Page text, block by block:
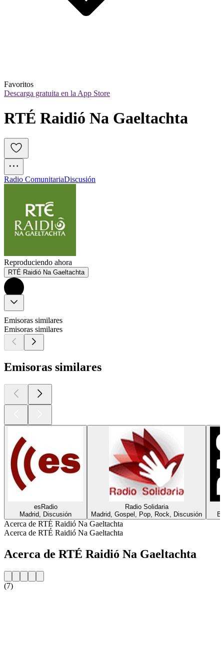
Favoritos
Descarga gratuita en la App Store
RTÉ Raidió Na Gaeltachta
Radio ComunitariaDiscusión
Reproduciendo ahora
RTÉ Raidió Na Gaeltachta
Emisoras similares
Emisoras similares
Emisoras similares
esRadio
Madrid, Discusión
Radio Solidaria
Madrid, Gospel, Pop, Rock, Discusión
Acerca de RTÉ Raidió Na Gaeltachta
Acerca de RTÉ Raidió Na Gaeltachta
Acerca de RTÉ Raidió Na Gaeltachta
(7)